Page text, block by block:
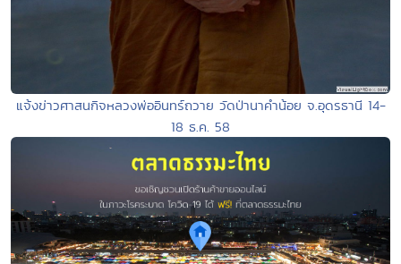
แจ้งข่าวศาสนกิจหลวงพ่ออินทร์ถวาย วัดป่านาคำน้อย จ.อุดรธานี 14-
18 ธ.ค. 58